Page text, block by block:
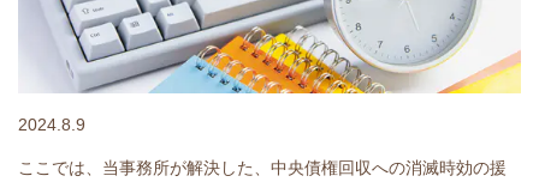
2024.8.9
ここでは、当事務所が解決した、中央債権回収への消滅時効の援